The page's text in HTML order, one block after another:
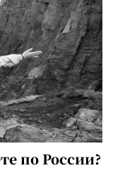
по России?